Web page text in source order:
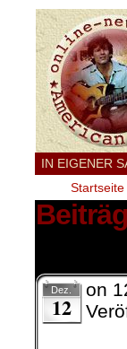
IN EIGENER
Startseite
Dez.
12
on